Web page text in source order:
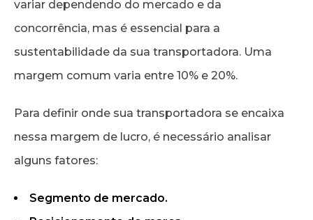
variar dependendo do mercado e da
concorrência, mas é essencial para a
sustentabilidade da sua transportadora. Uma
margem comum varia entre 10% e 20%.
Para definir onde sua transportadora se encaixa
nessa margem de lucro, é necessário analisar
alguns fatores:
Segmento de mercado.